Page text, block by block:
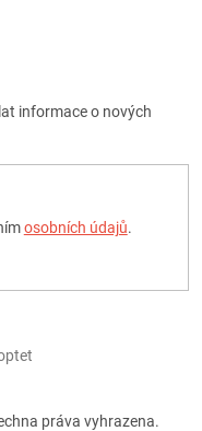
informace o nových
osobních údajů.
práva vyhrazena.